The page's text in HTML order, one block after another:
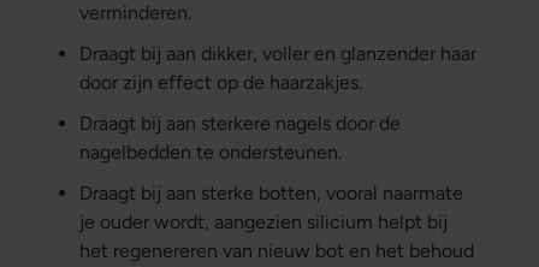
verminderen.
Draagt bij aan dikker, voller en glanzender haar
door zijn effect op de haarzakjes.
Draagt bij aan sterkere nagels door de
nagelbedden te ondersteunen.
Draagt bij aan sterke botten, vooral naarmate
je ouder wordt, aangezien silicium helpt bij
het regenereren van nieuw bot en het behoud